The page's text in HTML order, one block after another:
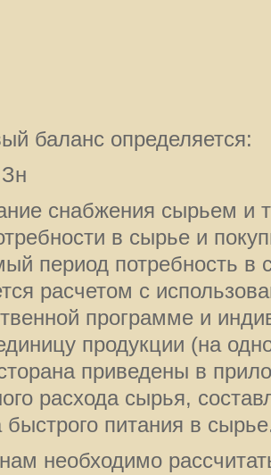
баланс определяется:
снабжения сырьем и
в сырье и
период потребность в
расчетом с
программе и
продукции (на
приведены в
расхода сырья,
быстрого питания в
необходимо